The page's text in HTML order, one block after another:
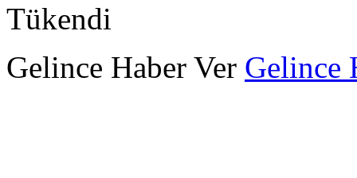
Tükendi
Gelince Haber Ver Gelince